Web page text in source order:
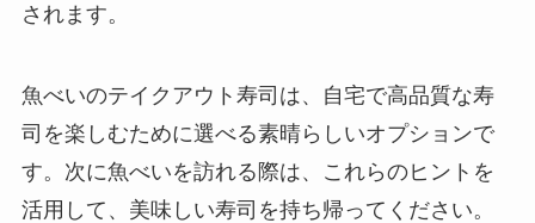
されます。
魚べいのテイクアウト寿司は、自宅で高品質な寿
司を楽しむために選べる素晴らしいオプションで
す。次に魚べいを訪れる際は、これらのヒントを
活用して、美味しい寿司を持ち帰ってください。